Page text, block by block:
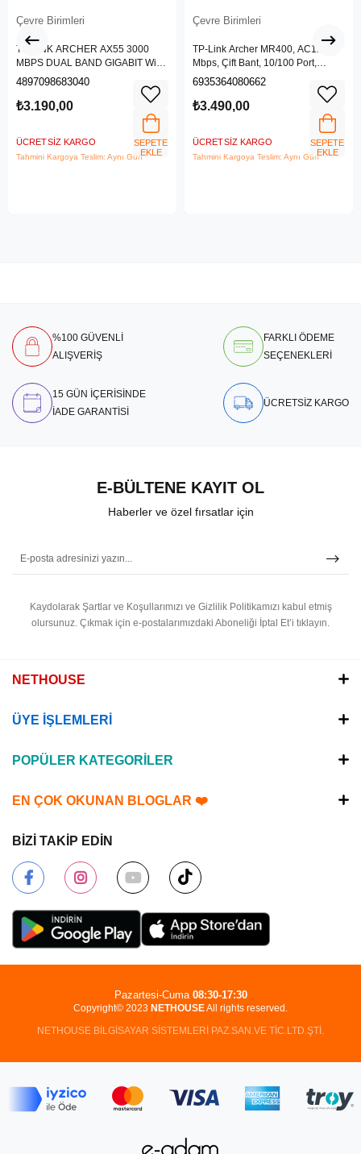
Çevre Birimleri
TP-LINK ARCHER AX55 3000
MBPS DUAL BAND GIGABIT Wi-Fi
6 ROUTER
4897098683040
₺3.190,00
ÜCRETSIZ KARGO
Tahmini Kargoya Teslim: Aynı Gün
SEPETE
EKLE
Çevre Birimleri
TP-Link Archer MR400, AC1200
Mbps, Çift Bant, 10/100 Port,
4G/3G SIM Yuvası, Kablosuz 4G
6935364080662
₺3.490,00
ÜCRETSIZ KARGO
Tahmini Kargoya Teslim: Aynı Gün
SEPETE
EKLE
%100 GÜVENLİ
ALIŞVERİŞ
FARKLI ÖDEME
SEÇENEKLERİ
15 GÜN İÇERİSİNDE
İADE GARANTİSİ
ÜCRETSİZ KARGO
E-BÜLTENE KAYIT OL
Haberler ve özel fırsatlar için
Kaydolarak Şartlar ve Koşullarımızı ve Gizlilik Politikamızı kabul etmiş
olursunuz. Çıkmak için e-postalarımızdaki Aboneliği İptal Et’i tıklayın.
NETHOUSE
ÜYE İŞLEMLERİ
POPÜLER KATEGORİLER
EN ÇOK OKUNAN BLOGLAR ❤️
BİZİ TAKİP EDİN
Copyright© 2023 NETHOUSEAll rights reserved.
NETHOUSE BİLGİSAYAR SİSTEMLERİ PAZ.SAN.VE TİC.LTD.ŞTİ.
Pazartesi-Cuma 08:30-17:30